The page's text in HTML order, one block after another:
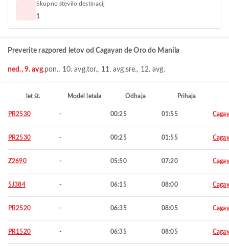
Skupno število destinacij
1
Preverite razpored letov od Cagayan de Oro do Manila
ned., 9. avg.pon., 10. avg.tor., 11. avg.sre., 12. avg.
let št. Model letala Odhaja Prihaja
PR2530 - 00:25 01:55
PR2530 - 00:25 01:55
Z2690 - 05:50 07:20
5J384 - 06:15 08:00
PR2520 - 06:35 08:05
PR1520 - 06:35 08:05